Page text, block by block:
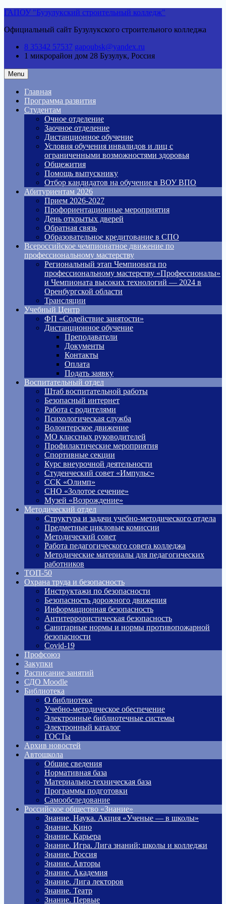
Skip
content
ГАПОУ "Бузулукский строительный колледж"
Официальный сайт Бузулукского строительного колледжа
8 35342 57537 gapoubsk@yandex.ru
1 микрорайон дом 28 Бузулук, Россия
Menu
Главная
Программа развития
Студентам
Очное отделение
Заочное отделение
Дистанционное обучение
Условия обучения инвалидов и лиц с
ограниченными возможностями здоровья
Общежития
Помощь выпускнику
Отбор кандидатов на обучение в ВОУ ВПО
Абитуриентам 2026
Прием 2026-2027
Профориентационные мероприятия
День открытых дверей
Обратная связь
Образовательное кредитование в СПО
Всероссийское чемпионатное движение по
профессиональному мастерству
Региональный этап Чемпионата по
профессиональному мастерству «Профессионалы»
и Чемпионата высоких технологий — 2024 в
Оренбургской области
Трансляции
Учебный Центр
ФП «Содействие занятости»
Дистанционное обучение
Преподаватели
Документы
Контакты
Оплата
Подать заявку
Воспитательный отдел
Штаб воспитательной работы
Безопасный интернет
Работа с родителями
Психологическая служба
Волонтерское движение
МО классных руководителей
Профилактические мероприятия
Спортивные секции
Курс внеурочной деятельности
Студенческий совет «Импульс»
ССК «Олимп»
СНО «Золотое сечение»
Музей «Возрождение»
Методический отдел
Структура и задачи учебно-методического отдела
Предметные цикловые комиссии
Методический совет
Работа педагогического совета колледжа
Методические материалы для педагогических
работников
ТОП-50
Охрана труда и безопасность
Инструктажи по безопасности
Безопасность дорожного движения
Информационная безопасность
Антитеррористическая безопасность
Санитарные нормы и нормы противопожарной
безопасности
Covid-19
Профсоюз
Закупки
Расписание занятий
СДО Moodle
Библиотека
О библиотеке
Учебно-методическое обеспечение
Электронные библиотечные системы
Электронный каталог
ГОСТы
Архив новостей
Автошкола
Общие сведения
Нормативная база
Материально-техническая база
Программы подготовки
Самообследование
Российское общество «Знание»
Знание. Наука. Акция «Ученые — в школы»
Знание. Кино
Знание. Карьера
Знание. Игра. Лига знаний: школы и колледжи
Знание. Россия
Знание. Авторы
Знание. Академия
Знание. Лига лекторов
Знание. Театр
Знание. Первые